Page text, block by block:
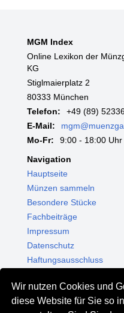
Wir nutzen Cookies und
diese Website für Sie so
MGM Index
Online Lexikon der
KG
Stiglmaierplatz 2
80333 München
Telefon:
+49 (89)
E-Mail:
Mo-Fr:
9:00 - 18:00 Uhr
Navigation
Hauptseite
Münzen sammeln
Besondere Stücke
Fachbeiträge
Impressum
Datenschutz
Haftungsausschluss
Shop - Online kaufen
Münzgalerie München